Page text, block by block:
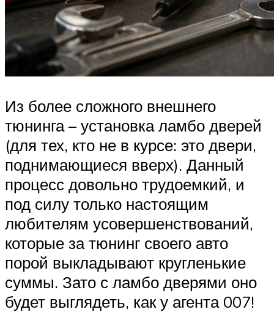
Из более сложного внешнего
тюнинга – установка ламбо дверей
(для тех, кто не в курсе: это двери,
поднимающиеся вверх). Данный
процесс довольно трудоемкий, и
под силу только настоящим
любителям усовершенствований,
которые за тюнинг своего авто
порой выкладывают кругленькие
суммы. Зато с ламбо дверями оно
будет выглядеть, как у агента 007!